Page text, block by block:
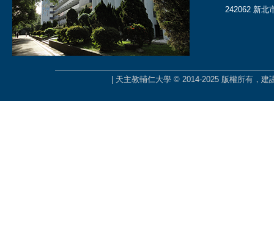
242062 新北
| 天主教輔仁大學 © 2014-2025 版權所有，